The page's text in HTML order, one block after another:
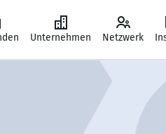
Unternehmen Netzwerk